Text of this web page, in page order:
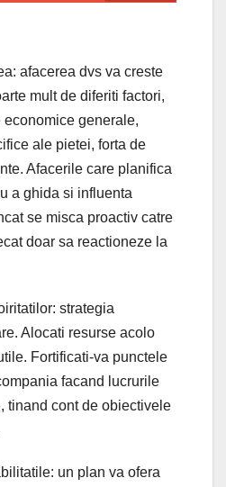
afacerea dvs va creste
mult de diferiti factori,
generale,
ale pietei, forta de
Afacerile care planifica
a ghida si influenta
se misca proactiv catre
doar sa reactioneze la
strategia
Alocati resurse acolo
Fortificati-va punctele
facand lucrurile
tinand cont de obiectivele
un plan va ofera